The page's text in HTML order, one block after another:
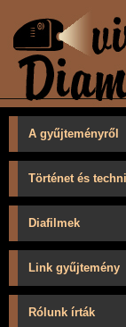
A gyűjteményről
Történet és
Diafilmek
Link gyűjtemény
Rólunk írták